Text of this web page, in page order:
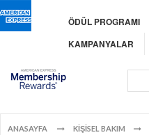
ÖDÜL PROGRAMI
KAMPANYALAR
ANASAYFA KİŞİSEL BAKIM